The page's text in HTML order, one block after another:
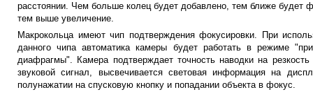
расстоянии. Чем больше колец будет добавлено, тем ближе будет
тем выше увеличение.
Макрокольца имеют чип подтверждения фокусировки. При
данного чипа автоматика камеры будет работать в режиме
диафрагмы". Камера подтверждает точность наводки на резкость
звуковой сигнал, высвечивается световая информация на
полунажатии на спусковую кнопку и попадании объекта в фокус.